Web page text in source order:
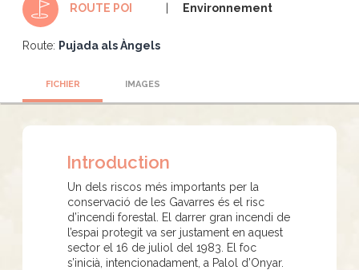
ROUTE POI Environnement
Route: Pujada als Àngels
FICHIER IMAGES
Introduction
Un dels riscos més importants per la
conservació de les Gavarres és el risc
d’incendi forestal. El darrer gran incendi de
l’espai protegit va ser justament en aquest
sector el 16 de juliol del 1983. El foc
s’inicià, intencionadament, a Palol d’Onyar.